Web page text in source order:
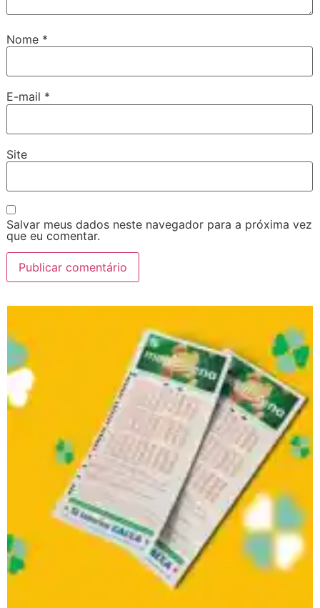
Nome *
E-mail *
Site
Salvar meus dados neste navegador para a próxima vez
que eu comentar.